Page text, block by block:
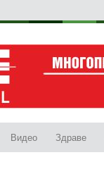
Видео Здраве